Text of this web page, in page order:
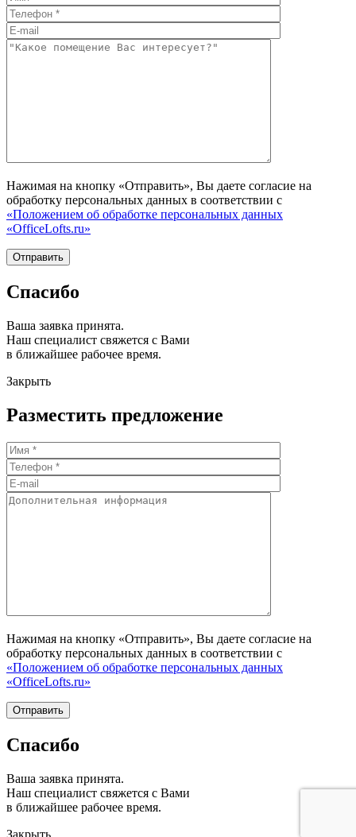
Нажимая на кнопку «Отправить», Вы даете согласие на
обработку персональных данных в соответствии с
«Положением об обработке персональных данных
«OfficeLofts.ru»
Спасибо
Ваша заявка принята.
Наш специалист свяжется с Вами
в ближайшее рабочее время.
Закрыть
Разместить предложение
Нажимая на кнопку «Отправить», Вы даете согласие на
обработку персональных данных в соответствии с
«Положением об обработке персональных данных
«OfficeLofts.ru»
Спасибо
Ваша заявка принята.
Наш специалист свяжется с Вами
в ближайшее рабочее время.
Закрыть